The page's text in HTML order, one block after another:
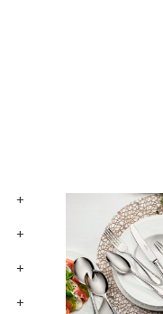
+
+
+
+